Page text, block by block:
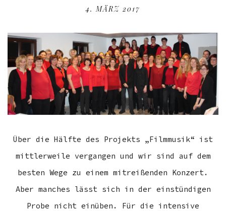
4. MÄRZ 2017
Über die Hälfte des Projekts „Filmmusik“ ist
mittlerweile vergangen und wir sind auf dem
besten Wege zu einem mitreißenden Konzert.
Aber manches lässt sich in der einstündigen
Probe nicht einüben. Für die intensive